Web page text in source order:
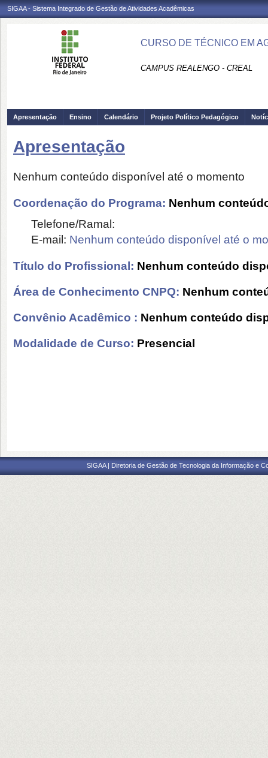
SIGAA - Sistema Integrado de Gestão de Atividades Acadêmicas
CURSO DE TÉCNICO EM
CAMPUS REALENGO - CREAL
Apresentação Ensino Calendário Projeto Político Pedagógico
Apresentação
Nenhum conteúdo disponível até o momento
Coordenação do Programa: Nenhum
Telefone/Ramal:
E-mail: Nenhum conteúdo disponível até o
Título do Profissional: Nenhum conteúdo
Área de Conhecimento CNPQ: Nenhum
Convênio Acadêmico : Nenhum conteúdo
Modalidade de Curso: Presencial
SIGAA | Diretoria de Gestão de Tecnologia da Informação e